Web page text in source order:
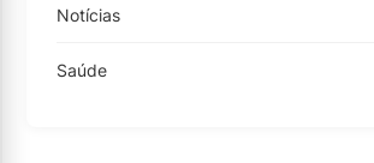
Notícias
Saúde